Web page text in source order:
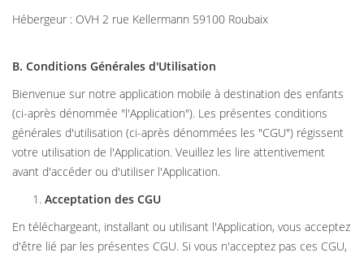
Hébergeur : OVH 2 rue Kellermann 59100 Roubaix
B. Conditions Générales d'Utilisation
Bienvenue sur notre application mobile à destination des enfants
(ci-après dénommée "l'Application"). Les présentes conditions
générales d'utilisation (ci-après dénommées les "CGU") régissent
votre utilisation de l'Application. Veuillez les lire attentivement
avant d'accéder ou d'utiliser l'Application.
Acceptation des CGU
En téléchargeant, installant ou utilisant l'Application, vous acceptez
d'être lié par les présentes CGU. Si vous n'acceptez pas ces CGU,